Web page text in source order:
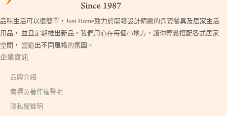
品味生活可以很簡單，Just Home致力於開發設計精緻的骨瓷餐具及居家生活
用品， 並且定期推出新品。我們用心在每個小地方，讓你輕鬆搭配各式居家
空間， 營造出不同風格的氛圍。
企業資訊
品牌介紹
商標及著作權聲明
隱私權聲明